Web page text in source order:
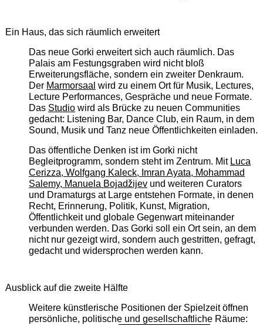
Ein Haus, das sich räumlich erweitert
Das neue Gorki erweitert sich auch räumlich. Das
Palais am Festungsgraben wird nicht bloß
Erweiterungsfläche, sondern ein zweiter Denkraum.
Der Marmorsaal wird zu einem Ort für Musik, Lectures,
Lecture Performances, Gespräche und neue Formate.
Das Studiowird als Brücke zu neuen Communities
gedacht: Listening Bar, Dance Club, ein Raum, in dem
Sound, Musik und Tanz neue Öffentlichkeiten einladen.
Das öffentliche Denken ist im Gorki nicht
Begleitprogramm, sondern steht im Zentrum. Mit Luca
Cerizza, Wolfgang Kaleck, Imran Ayata, Mohammad
Salemy, Manuela Bojadžijevund weiteren Curators
und Dramaturgs at Large entstehen Formate, in denen
Recht, Erinnerung, Politik, Kunst, Migration,
Öffentlichkeit und globale Gegenwart miteinander
verbunden werden. Das Gorki soll ein Ort sein, an dem
nicht nur gezeigt wird, sondern auch gestritten, gefragt,
gedacht und widersprochen werden kann.
Ausblick auf die zweite Hälfte
Weitere künstlerische Positionen der Spielzeit öffnen
persönliche, politische und gesellschaftliche Räume: